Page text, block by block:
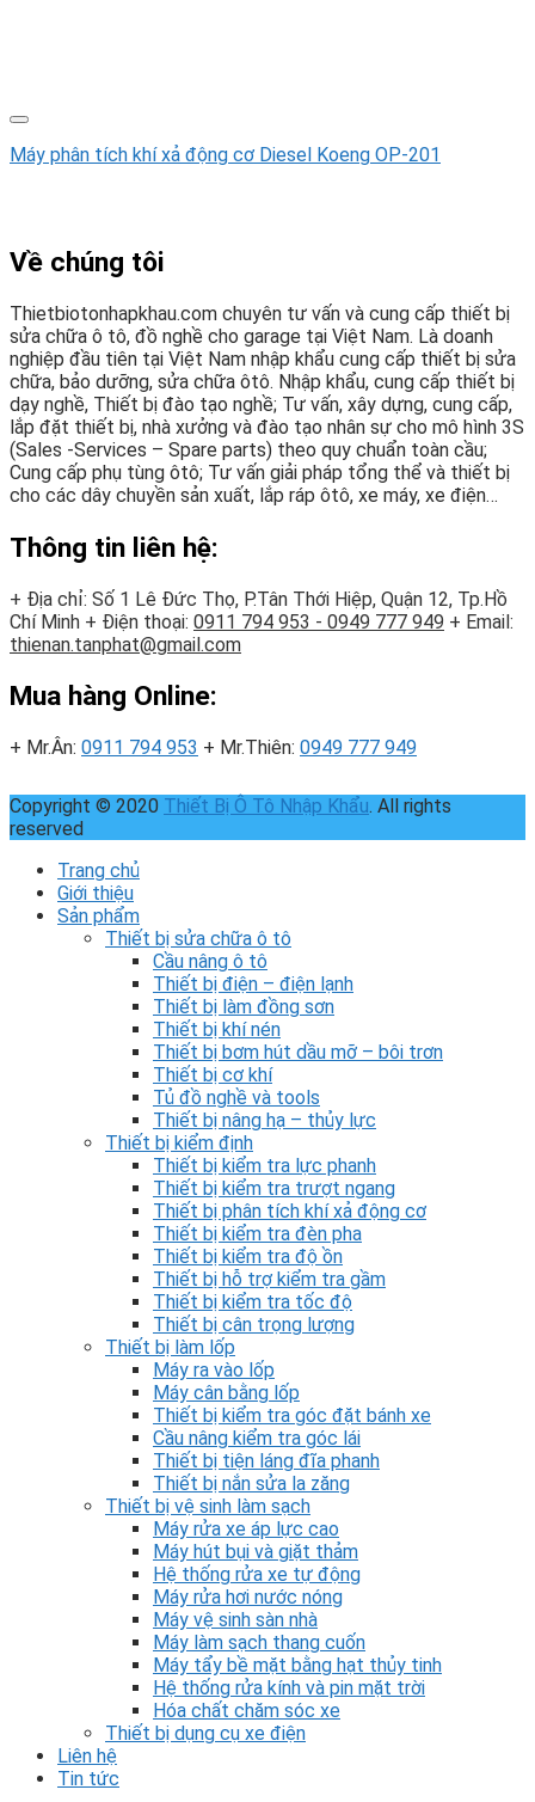
Máy phân tích khí xả động cơ Diesel Koeng OP-201
Về chúng tôi
Thietbiotonhapkhau.com chuyên tư vấn và cung cấp thiết bị
sửa chữa ô tô, đồ nghề cho garage tại Việt Nam. Là doanh
nghiệp đầu tiên tại Việt Nam nhập khẩu cung cấp thiết bị sửa
chữa, bảo dưỡng, sửa chữa ôtô. Nhập khẩu, cung cấp thiết bị
dạy nghề, Thiết bị đào tạo nghề; Tư vấn, xây dựng, cung cấp,
lắp đặt thiết bị, nhà xưởng và đào tạo nhân sự cho mô hình 3S
(Sales -Services – Spare parts) theo quy chuẩn toàn cầu;
Cung cấp phụ tùng ôtô; Tư vấn giải pháp tổng thể và thiết bị
cho các dây chuyền sản xuất, lắp ráp ôtô, xe máy, xe điện…
Thông tin liên hệ:
+ Địa chỉ: Số 1 Lê Đức Thọ, P.Tân Thới Hiệp, Quận 12, Tp.Hồ
Chí Minh + Điện thoại: 0911 794 953 - 0949 777 949 + Email:
thienan.tanphat@gmail.com
Mua hàng Online:
+ Mr.Ân: 0911 794 953 + Mr.Thiên: 0949 777 949
Copyright © 2020 Thiết Bị Ô Tô Nhập Khẩu. All rights
reserved
Trang chủ
Giới thiệu
Sản phẩm
Thiết bị sửa chữa ô tô
Cầu nâng ô tô
Thiết bị điện – điện lạnh
Thiết bị làm đồng sơn
Thiết bị khí nén
Thiết bị bơm hút dầu mỡ – bôi trơn
Thiết bị cơ khí
Tủ đồ nghề và tools
Thiết bị nâng hạ – thủy lực
Thiết bị kiểm định
Thiết bị kiểm tra lực phanh
Thiết bị kiểm tra trượt ngang
Thiết bị phân tích khí xả động cơ
Thiết bị kiểm tra đèn pha
Thiết bị kiểm tra độ ồn
Thiết bị hỗ trợ kiểm tra gầm
Thiết bị kiểm tra tốc độ
Thiết bị cân trọng lượng
Thiết bị làm lốp
Máy ra vào lốp
Máy cân bằng lốp
Thiết bị kiểm tra góc đặt bánh xe
Cầu nâng kiểm tra góc lái
Thiết bị tiện láng đĩa phanh
Thiết bị nắn sửa la zăng
Thiết bị vệ sinh làm sạch
Máy rửa xe áp lực cao
Máy hút bụi và giặt thảm
Hệ thống rửa xe tự động
Máy rửa hơi nước nóng
Máy vệ sinh sàn nhà
Máy làm sạch thang cuốn
Máy tẩy bề mặt bằng hạt thủy tinh
Hệ thống rửa kính và pin mặt trời
Hóa chất chăm sóc xe
Thiết bị dụng cụ xe điện
Liên hệ
Tin tức